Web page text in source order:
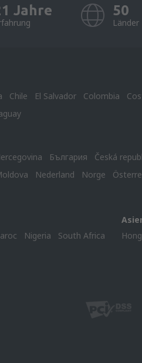
Jahre 50
Länder
Chile El Salvador Colombia
България Česká
Nederland Norge
Nigeria South Africa